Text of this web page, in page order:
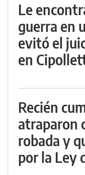
Le
guerra en
evitó el
en
Recién
atraparon
robada y
por la Ley